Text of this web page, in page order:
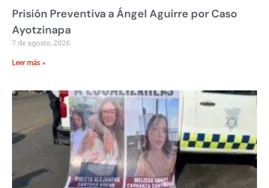
Prisión Preventiva a Ángel Aguirre por Caso
Ayotzinapa
7 de agosto, 2026
Leer más »